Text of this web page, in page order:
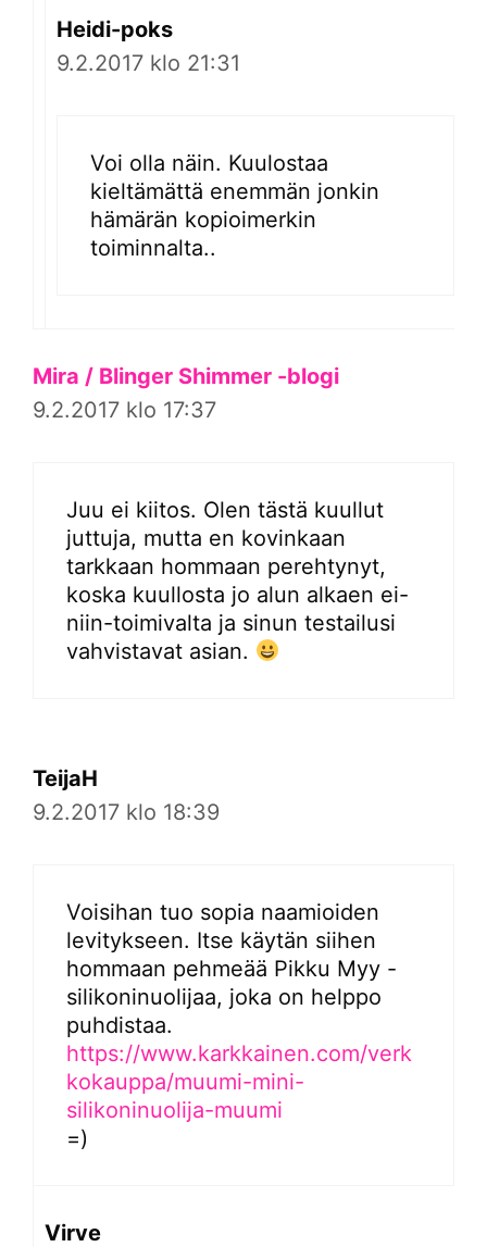
Heidi-poks
9.2.2017 klo 21:31
Voi olla näin. Kuulostaa
kieltämättä enemmän jonkin
hämärän kopioimerkin
toiminnalta..
Mira / Blinger Shimmer -blogi
9.2.2017 klo 17:37
Juu ei kiitos. Olen tästä kuullut
juttuja, mutta en kovinkaan
tarkkaan hommaan perehtynyt,
koska kuullosta jo alun alkaen ei-
niin-toimivalta ja sinun testailusi
vahvistavat asian.
TeijaH
9.2.2017 klo 18:39
Voisihan tuo sopia naamioiden
levitykseen. Itse käytän siihen
hommaan pehmeää Pikku Myy -
silikoninuolijaa, joka on helppo
puhdistaa.
https://www.karkkainen.com/verk
kokauppa/muumi-mini-
silikoninuolija-muumi
=)
Virve